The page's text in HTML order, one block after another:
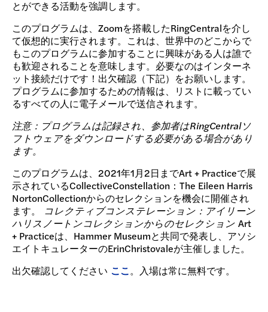
とができる活動を強調します。
このプログラムは、Zoomを搭載したRingCentralを介し
て仮想的に実行されます。これは、世界中のどこからで
もこのプログラムに参加することに興味がある人は誰で
も歓迎されることを意味します。必要なのはインターネ
ット接続だけです！出欠確認（下記）をお願いします。
プログラムに参加するための情報は、リストに載ってい
るすべての人に電子メールで送信されます。
注意：プログラムは記録され、参加者はRingCentralソ
フトウェアをダウンロードする必要がある場合があり
ます。
このプログラムは、2021年1月2日までArt + Practiceで展
示されているCollectiveConstellation：The Eileen Harris
NortonCollectionからのセレクションを機会に開催され
ます。 コレクティブコンステレーション：アイリーン
ハリスノートンコレクションからのセレクション Art
+ Practiceは、Hammer Museumと共同で発表し、アソシ
エイトキュレーターのErinChristovaleが主催しました。
出欠確認してください ここ。入場は常に無料です。